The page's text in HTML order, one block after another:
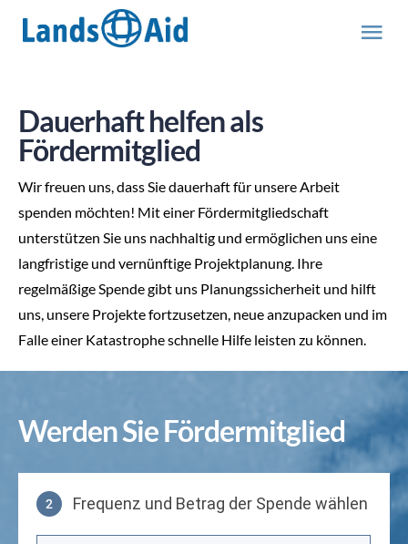
Inhalt
PROJEKTE
ÜBER UNS
ABOUT US (engl.)
Dauerhaft helfen als
Fördermitglied
Wir freuen uns, dass Sie dauerhaft für unsere Arbeit
spenden möchten! Mit einer Fördermitgliedschaft
unterstützen Sie uns nachhaltig und ermöglichen uns eine
langfristige und vernünftige Projektplanung. Ihre
regelmäßige Spende gibt uns Planungssicherheit und hilft
uns, unsere Projekte fortzusetzen, neue anzupacken und im
Falle einer Katastrophe schnelle Hilfe leisten zu können.
Werden Sie Fördermitglied
2 Frequenz und Betrag der Spende wählen